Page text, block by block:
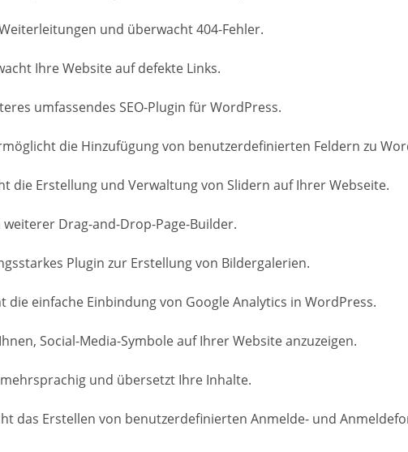
und überwacht 404-Fehler.
Ihre Website auf defekte Links.
umfassendes SEO-Plugin für WordPress.
die Hinzufügung von benutzerdefinierten Feldern zu
die Erstellung und Verwaltung von Slidern auf Ihrer Webseite.
weiterer Drag-and-Drop-Page-Builder.
Plugin zur Erstellung von Bildergalerien.
die einfache Einbindung von Google Analytics in WordPress.
Social-Media-Symbole auf Ihrer Website anzuzeigen.
und übersetzt Ihre Inhalte.
das Erstellen von benutzerdefinierten Anmelde- und